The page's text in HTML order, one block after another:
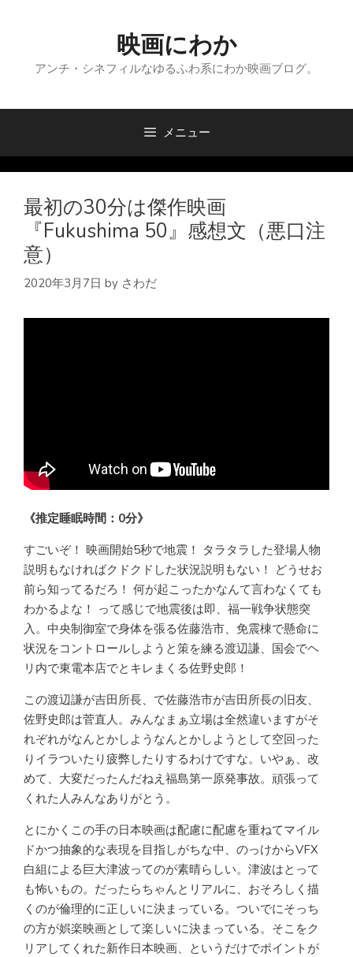
へ
映画にわか
アンチ・シネフィルなゆるふわ系にわか映画ブログ。
メニュー
最初の30分は傑作映画
『Fukushima 50』感想文（悪口注
意）
2020年3月7日 by さわだ
《推定睡眠時間：0分》
すごいぞ！ 映画開始5秒で地震！ タラタラした登場人物
説明もなければクドクドした状況説明もない！ どうせお
前ら知ってるだろ！ 何が起こったかなんて言わなくても
わかるよな！ って感じで地震後は即、福一戦争状態突
入。中央制御室で身体を張る佐藤浩市、免震棟で懸命に
状況をコントロールしようと策を練る渡辺謙、国会でヘ
リ内で東電本店でとキレまくる佐野史郎！
この渡辺謙が吉田所長、で佐藤浩市が吉田所長の旧友、
佐野史郎は菅直人。みんなまぁ立場は全然違いますがそ
れぞれがなんとかしようなんとかしようとして空回った
りイラついたり疲弊したりするわけですな。いやぁ、改
めて、大変だったんだねえ福島第一原発事故。頑張って
くれた人みんなありがとう。
とにかくこの手の日本映画は配慮に配慮を重ねてマイル
ドかつ抽象的な表現を目指しがちな中、のっけからVFX
白組による巨大津波ってのが素晴らしい。津波はとって
も怖いもの。だったらちゃんとリアルに、おそろしく描
くのが倫理的に正しいに決まっている。ついでにそっち
の方が娯楽映画として楽しいに決まっている。そこをク
リアしてくれた新作日本映画、というだけでポイントが